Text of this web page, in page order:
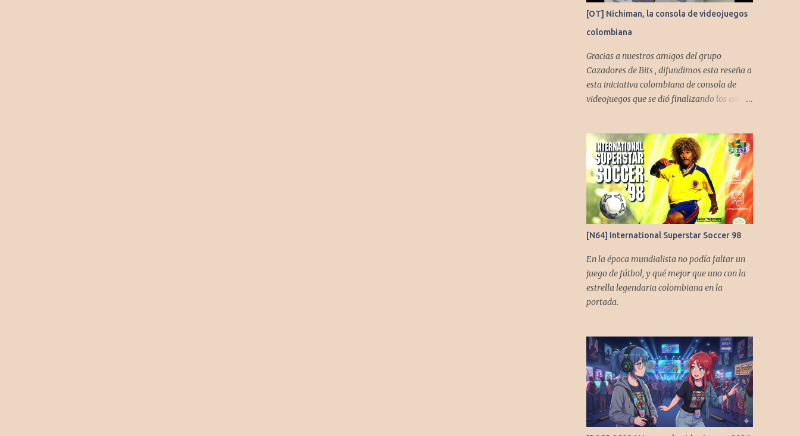
[OT] Nichiman, la consola de videojuegos
colombiana
Gracias a nuestros amigos del grupo
Cazadores de Bits , difundimos esta reseña a
esta iniciativa colombiana de consola de
videojuegos que se dió finalizando los años
[N64] International Superstar Soccer 98
En la época mundialista no podía faltar un
juego de fútbol, y qué mejor que uno con la
estrella legendaria colombiana en la
portada.